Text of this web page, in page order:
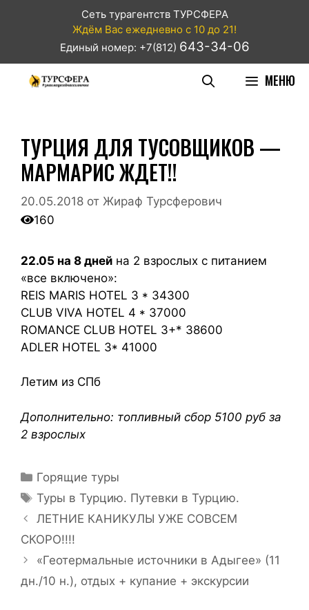
Сеть турагентств ТУРСФЕРА
Ждём Вас ежедневно с 10 до 21!
Единый номер: +7(812) 643-34-06
МЕНЮ
ТУРЦИЯ ДЛЯ ТУСОВЩИКОВ —
МАРМАРИС ЖДЕТ!!
20.05.2018 от Жираф Турсферович
160
22.05 на 8 дней на 2 взрослых с питанием
«все включено»:
REIS MARIS HOTEL 3 * 34300
CLUB VIVA HOTEL 4 * 37000
ROMANCE CLUB HOTEL 3+* 38600
ADLER HOTEL 3* 41000
Летим из СПб
Дополнительно: топливный сбор 5100 руб за
2 взрослых
Горящие туры
Туры в Турцию. Путевки в Турцию.
ЛЕТНИЕ КАНИКУЛЫ УЖЕ СОВСЕМ
СКОРО!!!!
«Геотермальные источники в Адыгее» (11
дн./10 н.), отдых + купание + экскурсии